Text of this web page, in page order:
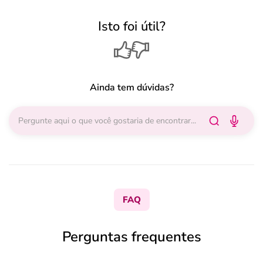
Isto foi útil?
Ainda tem dúvidas?
FAQ
Perguntas frequentes